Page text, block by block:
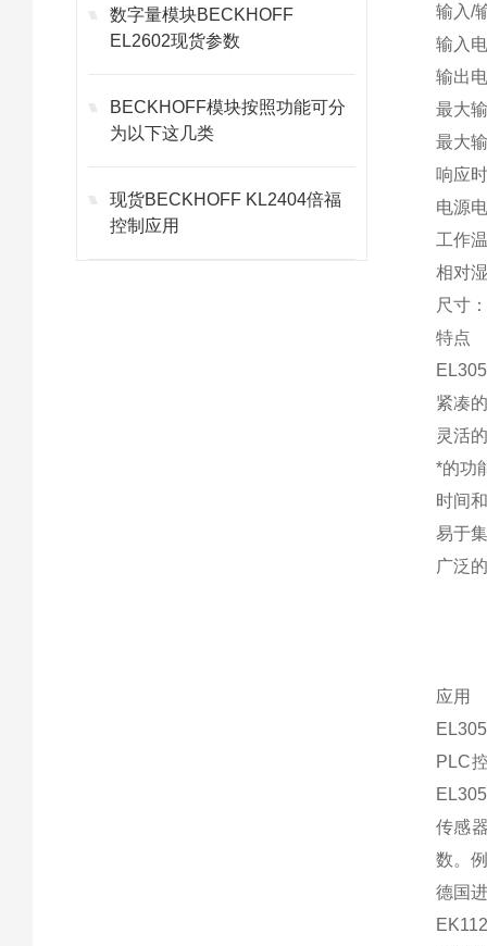
数字量模块BECKHOFF
EL2602现货参数
BECKHOFF模块按照功能可分
为以下这几类
现货BECKHOFF KL2404倍福
控制应用
输入/
输入
输出
最大
最大
响应
电源
工作
相对
尺寸
特点
紧凑
灵活
*的功
时间
易于
广泛
应用
PLC
传感
数。
德国